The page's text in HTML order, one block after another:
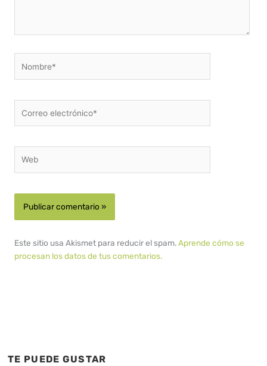
electrónico*
Este sitio usa Akismet para reducir el spam.Aprende cómo se
procesan los datos de tus comentarios.
TE PUEDE GUSTAR